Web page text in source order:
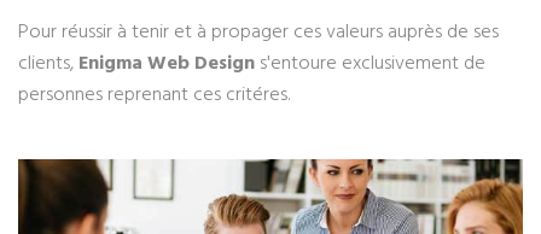
Pour réussir à tenir et à propager ces valeurs auprès de ses
clients,Enigma Web Designs'entoure exclusivement de
personnes reprenant ces critéres.